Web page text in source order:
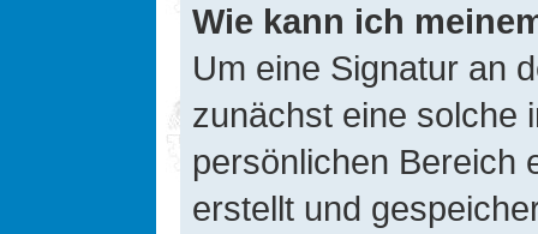
Wie kann ich
Um eine Signatur an
zunächst eine solche
persönlichen Bereich
erstellt und